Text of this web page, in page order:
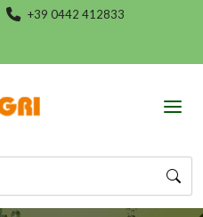
+39 0442 412833